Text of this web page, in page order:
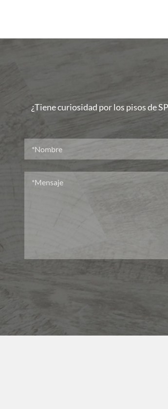
¿Tiene curiosidad por los pisos de